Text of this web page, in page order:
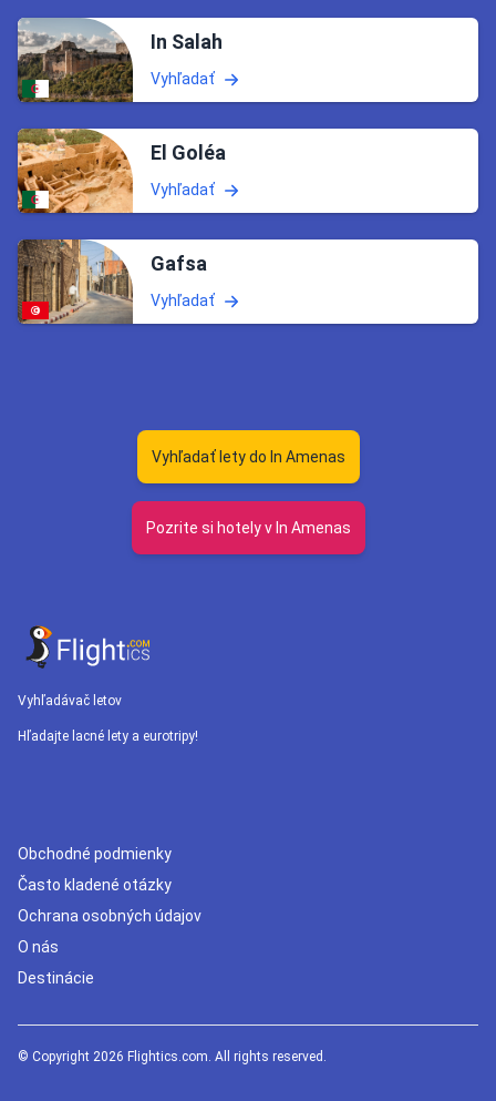
In Salah
Vyhľadať
El Goléa
Vyhľadať
Gafsa
Vyhľadať
Vyhľadať lety do In Amenas
Pozrite si hotely v In Amenas
Vyhľadávač letov
Hľadajte lacné lety a eurotripy!
Obchodné podmienky
Často kladené otázky
Ochrana osobných údajov
O nás
Destinácie
© Copyright 2026 Flightics.com. All rights reserved.